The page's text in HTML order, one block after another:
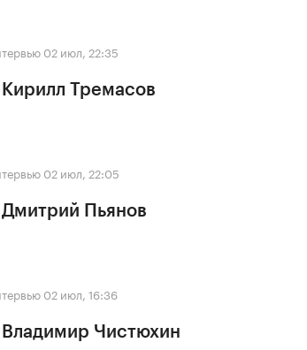
02 июл, 22:35
Тремасов
02 июл, 22:05
Пьянов
02 июл, 16:36
Чистюхин